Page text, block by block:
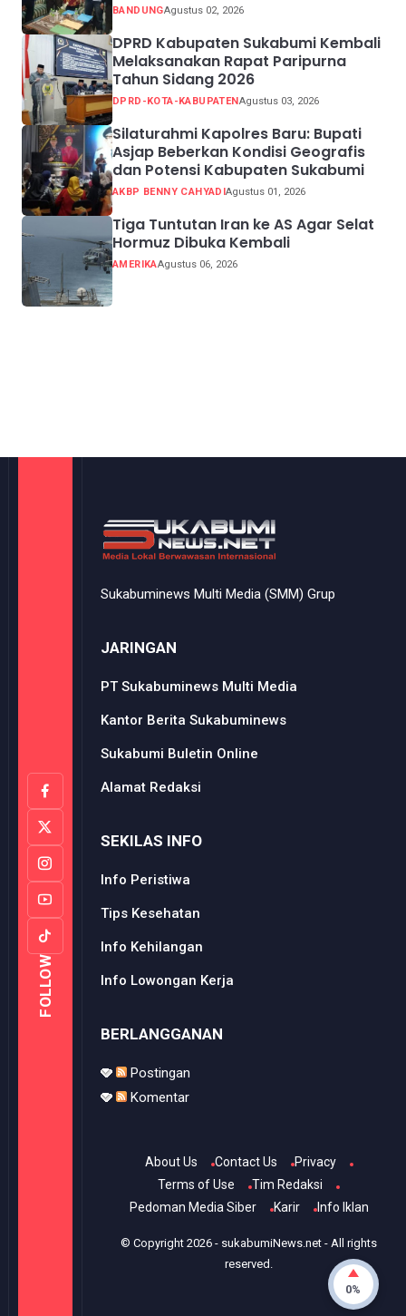
BANDUNGAgustus 02, 2026
DPRD Kabupaten Sukabumi Kembali
Melaksanakan Rapat Paripurna
Tahun Sidang 2026
DPRD-KOTA-KABUPATENAgustus 03, 2026
Silaturahmi Kapolres Baru: Bupati
Asjap Beberkan Kondisi Geografis
dan Potensi Kabupaten Sukabumi
AKBP BENNY CAHYADIAgustus 01, 2026
Tiga Tuntutan Iran ke AS Agar Selat
Hormuz Dibuka Kembali
AMERIKAAgustus 06, 2026
FOLLOW
Sukabuminews Multi Media (SMM) Grup
JARINGAN
PT Sukabuminews Multi Media
Kantor Berita Sukabuminews
Sukabumi Buletin Online
Alamat Redaksi
SEKILAS INFO
Info Peristiwa
Tips Kesehatan
Info Kehilangan
Info Lowongan Kerja
BERLANGGANAN
Postingan
Komentar
About Us Contact Us
Privacy
Terms of Use
Tim Redaksi
Pedoman Media Siber
Karir Info Iklan
© Copyright2026 - sukabumiNews.net - All rights
reserved.
0%